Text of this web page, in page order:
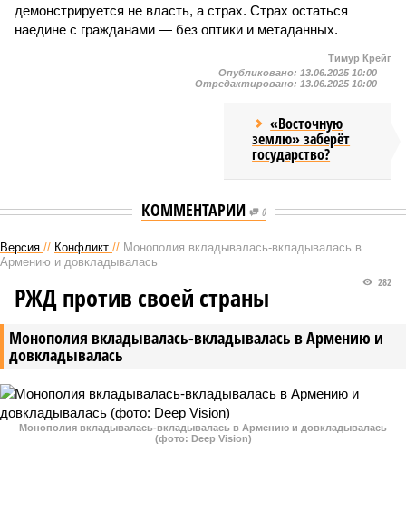
демонстрируется не власть, а страх. Страх остаться
наедине с гражданами — без оптики и метаданных.
Тимур Крейг
Опубликовано: 13.06.2025 10:00
Отредактировано: 13.06.2025 10:00
«Восточную
землю» заберёт
государство?
КОММЕНТАРИИ 0
Версия // Конфликт // Монополия вкладывалась-вкладывалась в
Армению и довкладывалась
Монополия вкладывалась-вкладывалась в Армению и
довкладывалась
282
РЖД против своей страны
Монополия вкладывалась-вкладывалась в Армению и довкладывалась
(фото: Deep Vision)